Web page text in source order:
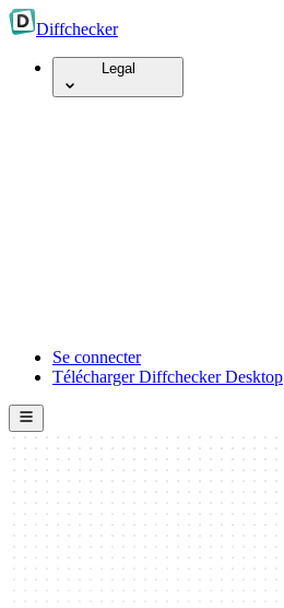
Diffchecker
Legal
Se connecter
Télécharger Diffchecker Desktop